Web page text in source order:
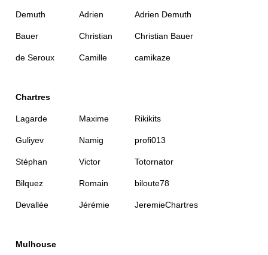
Demuth Adrien Adrien Demuth
Bauer Christian Christian Bauer
de Seroux Camille camikaze
Chartres
Lagarde Maxime Rikikits
Guliyev Namig profi013
Stéphan Victor Totornator
Bilquez Romain biloute78
Devallée Jérémie JeremieChartres
Mulhouse